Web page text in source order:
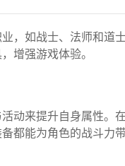
，如战士、法师和道
增强游戏体验。
动来提升自身属性。
都能为角色的战斗力带